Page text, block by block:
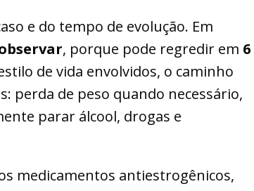
e do tempo de evolução. Em
, porque pode regredir em 6
de vida envolvidos, o caminho
perda de peso quando necessário,
parar álcool, drogas e
medicamentos antiestrogênicos,